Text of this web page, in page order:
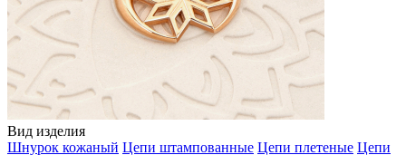
Вид изделия
Шнурок кожаный Цепи штампованные Цепи плетеные Цепи